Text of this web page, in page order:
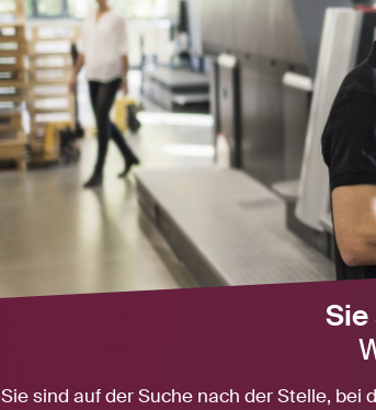
Sie sind auf der Suche nach der Stelle, bei